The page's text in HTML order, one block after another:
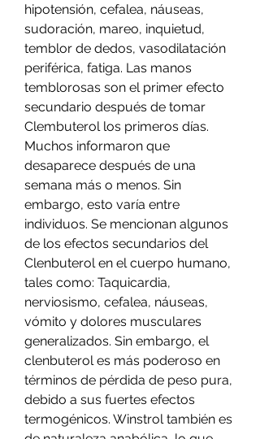
hipotensión, cefalea, náuseas,
sudoración, mareo, inquietud,
temblor de dedos, vasodilatación
periférica, fatiga. Las manos
temblorosas son el primer efecto
secundario después de tomar
Clembuterol los primeros días.
Muchos informaron que
desaparece después de una
semana más o menos. Sin
embargo, esto varía entre
individuos. Se mencionan algunos
de los efectos secundarios del
Clenbuterol en el cuerpo humano,
tales como: Taquicardia,
nerviosismo, cefalea, náuseas,
vómito y dolores musculares
generalizados. Sin embargo, el
clenbuterol es más poderoso en
términos de pérdida de peso pura,
debido a sus fuertes efectos
termogénicos. Winstrol también es